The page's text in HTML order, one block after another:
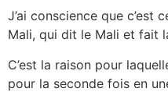
J’ai conscience que c’est
Mali, qui dit le Mali et fait
C’est la raison pour
pour la seconde fois en